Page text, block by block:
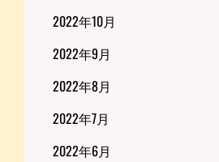
2022年10月
2022年9月
2022年8月
2022年7月
2022年6月